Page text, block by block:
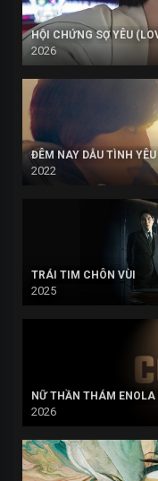
HỘI CHỨNG SỢ YÊU
2026
ĐÊM NAY DẪU TÌNH
2022
TRÁI TIM CHÔN VÙI
2025
NỮ THẦN THÁM ENOLA
2026